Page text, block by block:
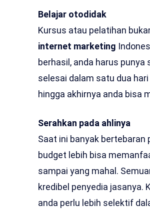
Belajar otodidak
Kursus atau pelatihan
internet marketing
berhasil, anda harus
selesai dalam satu dua
hingga akhirnya anda bisa
Serahkan pada ahlinya
Saat ini banyak bertebaran
budget lebih bisa
sampai yang mahal.
kredibel penyedia jasanya.
anda perlu lebih selektif